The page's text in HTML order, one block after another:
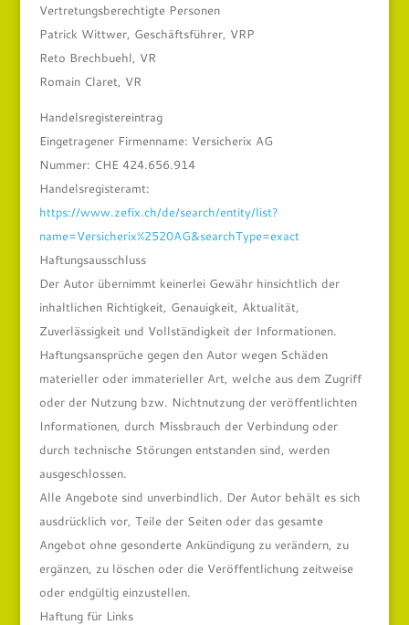
Vertretungsberechtigte Personen
Patrick Wittwer, Geschäftsführer, VRP
Reto Brechbuehl, VR
Romain Claret, VR
Handelsregistereintrag
Eingetragener Firmenname: Versicherix AG
Nummer: CHE 424.656.914
Handelsregisteramt:
https://www.zefix.ch/de/search/entity/list?
name=Versicherix%2520AG&searchType=exact
Haftungsausschluss
Der Autor übernimmt keinerlei Gewähr hinsichtlich der
inhaltlichen Richtigkeit, Genauigkeit, Aktualität,
Zuverlässigkeit und Vollständigkeit der Informationen.
Haftungsansprüche gegen den Autor wegen Schäden
materieller oder immaterieller Art, welche aus dem Zugriff
oder der Nutzung bzw. Nichtnutzung der veröffentlichten
Informationen, durch Missbrauch der Verbindung oder
durch technische Störungen entstanden sind, werden
ausgeschlossen.
Alle Angebote sind unverbindlich. Der Autor behält es sich
ausdrücklich vor, Teile der Seiten oder das gesamte
Angebot ohne gesonderte Ankündigung zu verändern, zu
ergänzen, zu löschen oder die Veröffentlichung zeitweise
oder endgültig einzustellen.
Haftung für Links